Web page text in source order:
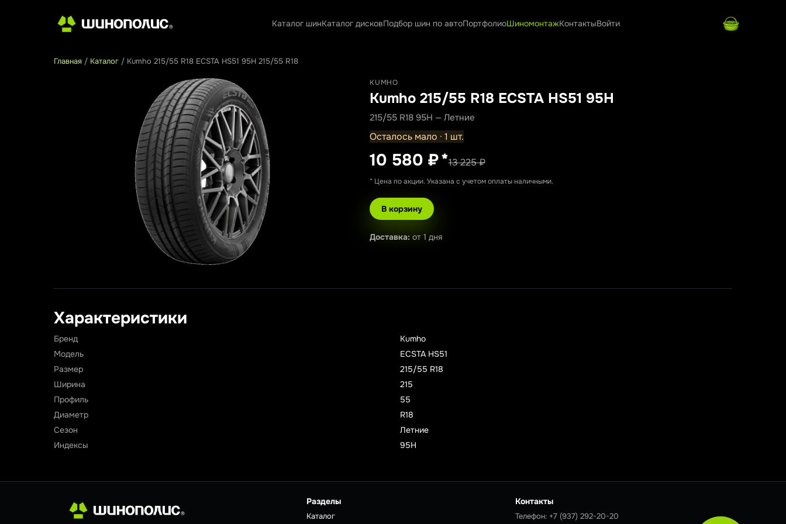
Каталог шинКаталог дисковПодбор шин по автоПортфолиоШиномонтажКонтактыВойти
Главная / Каталог / Kumho 215/55 R18 ECSTA HS51 95H 215/55 R18
KUMHO
Kumho 215/55 R18 ECSTA HS51 95H
215/55 R18 95H — Летние
Осталось мало · 1 шт.
10 580 ₽*13 225 ₽
* Цена по акции. Указана с учетом оплаты наличными.
В корзину
Доставка: от 1 дня
Характеристики
Бренд
Kumho
Модель
ECSTA HS51
Размер
215/55 R18
Ширина
215
Профиль
55
Диаметр
R18
Сезон
Летние
Индексы
95H
Разделы
Каталог
Контакты
Телефон: +7 (937) 292-20-20